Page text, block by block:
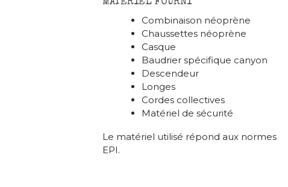
MATÉRIEL FOURNI
Combinaison néoprène
Chaussettes néoprène
Casque
Baudrier spécifique canyon
Descendeur
Longes
Cordes collectives
Matériel de sécurité
Le matériel utilisé répond aux normes
EPI.